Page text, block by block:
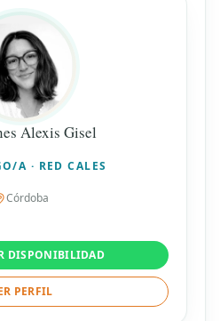
Alexis Gisel
A · RED CALES
Córdoba
DISPONIBILIDAD
PERFIL